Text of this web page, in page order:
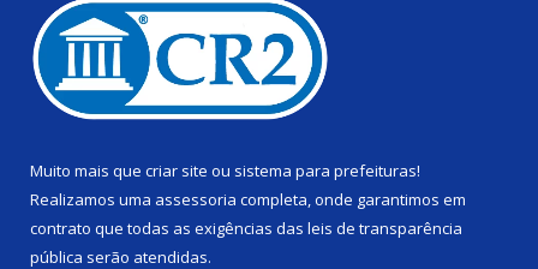
Muito mais que criar site ou sistema para prefeituras!
Realizamos uma assessoria completa, onde garantimos em
contrato que todas as exigências das leis de transparência
pública serão atendidas.